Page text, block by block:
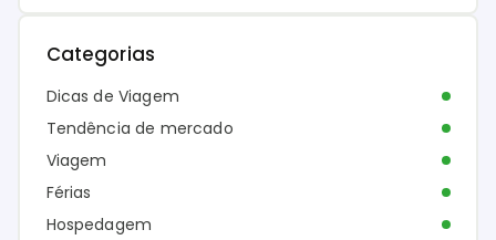
Categorias
Dicas de Viagem
Tendência de mercado
Viagem
Férias
Hospedagem